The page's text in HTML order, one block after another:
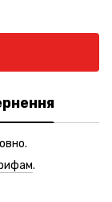
.